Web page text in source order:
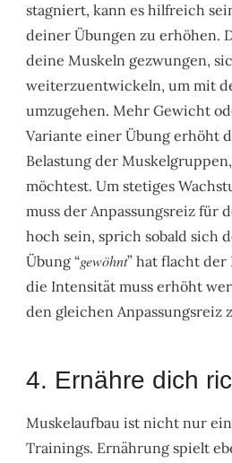
stagniert, kann es hilfreich
deiner Übungen zu erhöhen.
deine Muskeln gezwungen,
weiterzuentwickeln, um mit
umzugehen. Mehr Gewicht
Variante einer Übung erhöht
Belastung der
möchtest. Um stetiges
muss der Anpassungsreiz für
hoch sein, sprich sobald sich
Übung “gewöhnt” hat flacht
die Intensität muss erhöht
den gleichen Anpassungsreiz
4. Ernähre dich
Muskelaufbau ist nicht nur
Trainings. Ernährung spielt